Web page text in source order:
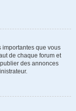
importantes que vous
de chaque forum et
des annonces